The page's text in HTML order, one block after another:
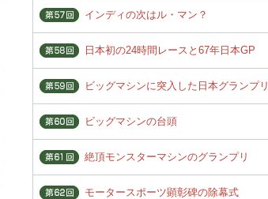
インディの次はル・マン？
日本初の24時間レースと67年日本GP
ビッグマシンに突入した日本グランプリ
ビッグマシンの台頭
絶頂モンスターマシンのグランプリ
モータースポーツ顕彰碑の除幕式